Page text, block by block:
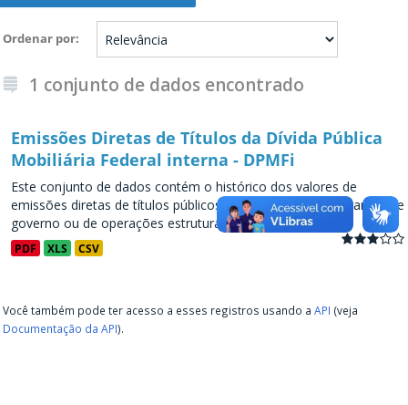
Ordenar por
1 conjunto de dados encontrado
Emissões Diretas de Títulos da Dívida Pública
Mobiliária Federal interna - DPMFi
Este conjunto de dados contém o histórico dos valores de
emissões diretas de títulos públicos, decorrentes de programas de
governo ou de operações estruturadas, a partir de...
PDF XLS CSV
Você também pode ter acesso a esses registros usando a API (veja
Documentação da API).